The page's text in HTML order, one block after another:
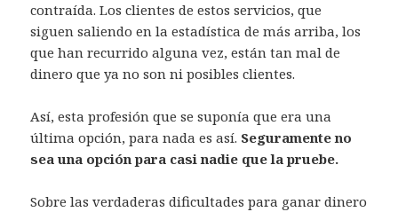
contraída. Los clientes de estos servicios, que
siguen saliendo en la estadística de más arriba, los
que han recurrido alguna vez, están tan mal de
dinero que ya no son ni posibles clientes.
Así, esta profesión que se suponía que era una
última opción, para nada es así. Seguramente no
sea una opción para casi nadie que la pruebe.
Sobre las verdaderas dificultades para ganar dinero